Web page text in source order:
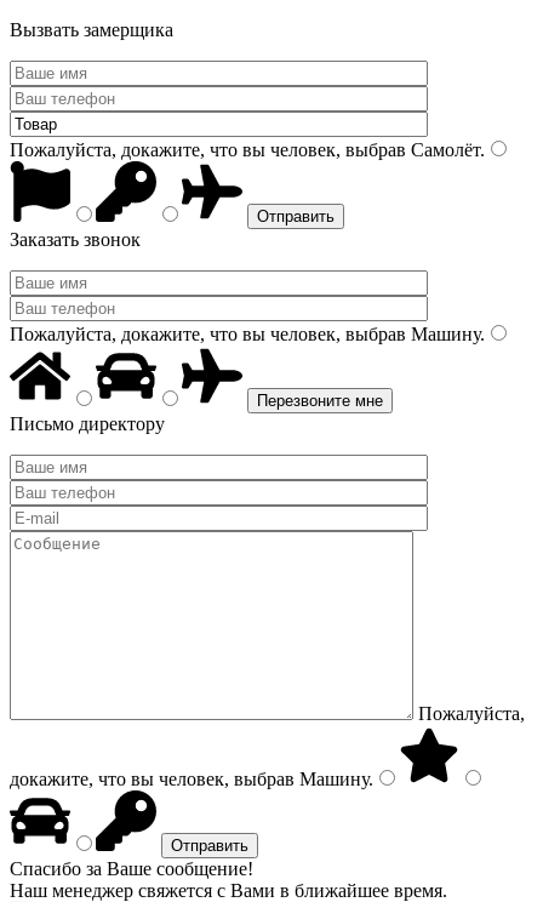
Вызвать замерщика
Пожалуйста, докажите, что вы человек, выбрав Самолёт.
Заказать звонок
Пожалуйста, докажите, что вы человек, выбрав Машину.
Письмо директору
Пожалуйста,
докажите, что вы человек, выбрав Машину.
Спасибо за Ваше сообщение!
Наш менеджер свяжется с Вами в ближайшее время.